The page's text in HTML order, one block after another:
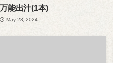
万能出汁(1本)
May 23, 2024